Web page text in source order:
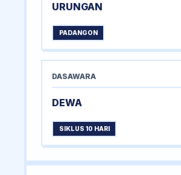
URUNGAN
PADANGON
DASAWARA
DEWA
SIKLUS 10 HARI